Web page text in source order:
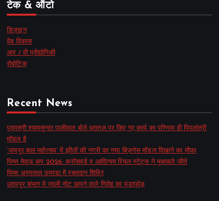
टेक & ऑटो
डिज़ाइन
वेब विकास
आर / वी प्रौद्योगिकी
रोबोटिक
Recent News
पद्मश्री श्यामसुन्दर पालीवाल बोले धरातल पर किए गए कार्य का परिणाम ही पिपलांत्री
मॉडल है
‘जयपुर बाल महोत्सव’ में झीलों की नगरी का नया बिज़नेस मॉडल दिखाने का मौका
पिम्स मेवाड़ कप 2026: क्रॉसवर्ड व आदित्यम रियल स्टेट्स ने मुकाबले जीते
पिम्स अस्पताल उमरडा में रक्तदान शिविर
उदयपुर संभाग में जाली नोट छापने वाले गिरोह का भंडाफोड़